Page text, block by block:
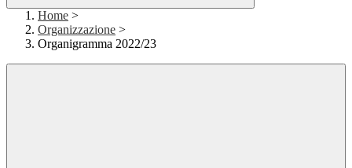
Home >
Organizzazione >
Organigramma 2022/23